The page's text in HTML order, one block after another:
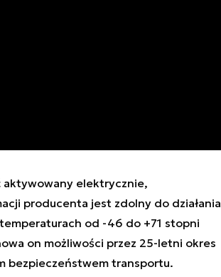
aktywowany elektrycznie,
producenta jest zdolny do działania
od -46 do +71 stopni
on możliwości przez 25-letni okres
bezpieczeństwem transportu.